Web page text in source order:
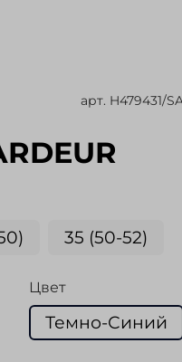
арт. H479431/
35 (50-52)
Цвет
Темно-Синий